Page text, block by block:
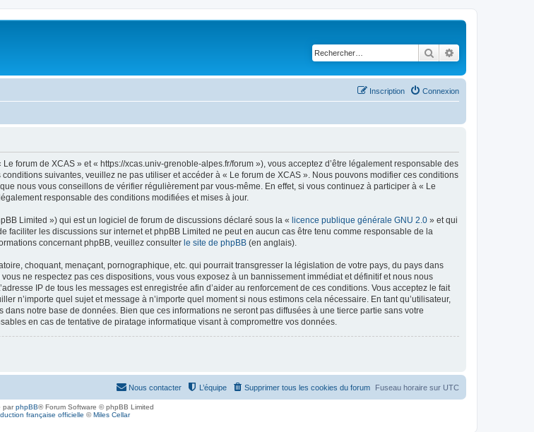
Rechercher
Connexion
Inscription
forum de XCAS » et « https://xcas.univ-grenoble-alpes.fr/forum »), vous acceptez d’être légalement responsable des
suivantes, veuillez ne pas utiliser et accéder à « Le forum de XCAS ». Nous pouvons modifier ces conditions
nous vous conseillons de vérifier régulièrement par vous-même. En effet, si vous continuez à participer à « Le
responsable des conditions modifiées et mises à jour.
Limited ») qui est un logiciel de forum de discussions déclaré sous la « licence publique générale GNU 2.0 » et qui
faciliter les discussions sur internet et phpBB Limited ne peut en aucun cas être tenu comme responsable de la
concernant phpBB, veuillez consulter le site de phpBB (en anglais).
choquant, menaçant, pornographique, etc. qui pourrait transgresser la législation de votre pays, du pays dans
ne respectez pas ces dispositions, vous vous exposez à un bannissement immédiat et définitif et nous nous
IP de tous les messages est enregistrée afin d’aider au renforcement de ces conditions. Vous acceptez le fait
n’importe quel sujet et message à n’importe quel moment si nous estimons cela nécessaire. En tant qu’utilisateur,
notre base de données. Bien que ces informations ne seront pas diffusées à une tierce partie sans votre
en cas de tentative de piratage informatique visant à compromettre vos données.
Fuseau horaire sur UTC
Supprimer tous les cookies du forum
L’équipe
Nous contacter
parphpBB® Forum Software © phpBB Limited
française officielle ©Miles Cellar